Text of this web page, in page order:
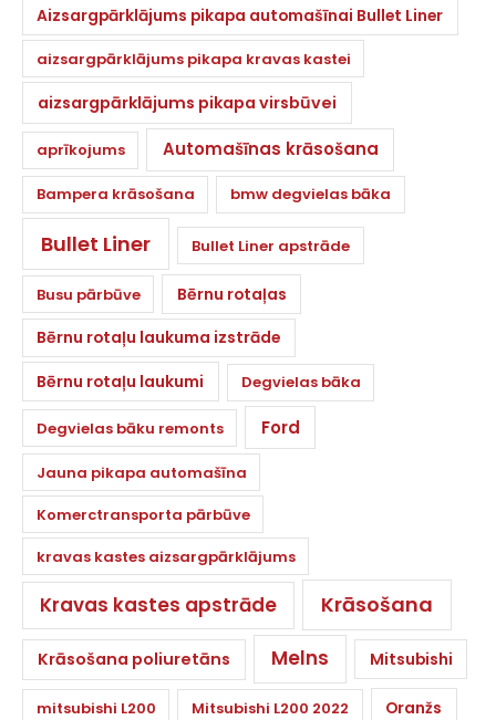
Aizsargpārklājums pikapa automašīnai Bullet Liner
aizsargpārklājums pikapa kravas kastei
aizsargpārklājums pikapa virsbūvei
aprīkojums Automašīnas krāsošana
Bampera krāsošana bmw degvielas bāka
Bullet Liner Bullet Liner apstrāde
Busu pārbūve
Bērnu rotaļas
Bērnu rotaļu laukuma izstrāde
Bērnu rotaļu laukumi
Degvielas bāka
Degvielas bāku remonts Ford
Jauna pikapa automašīna
Komerctransporta pārbūve
kravas kastes aizsargpārklājums
Kravas kastes apstrāde Krāsošana
Krāsošana poliuretāns Melns Mitsubishi
mitsubishi L200 Mitsubishi L200 2022 Oranžs